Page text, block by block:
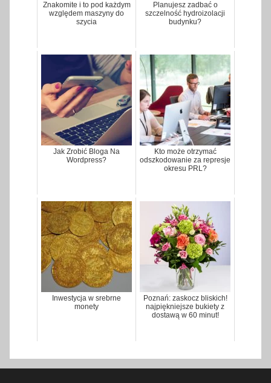
Znakomite i to pod każdym
względem maszyny do
szycia
Planujesz zadbać o
szczelność hydroizolacji
budynku?
Jak Zrobić Bloga Na
Wordpress?
Kto może otrzymać
odszkodowanie za represje
okresu PRL?
Inwestycja w srebrne
monety
Poznań: zaskocz bliskich!
najpiękniejsze bukiety z
dostawą w 60 minut!